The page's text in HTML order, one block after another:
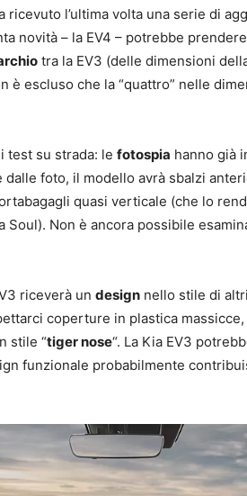
ricevuto l’ultima volta una serie di
novità – la EV4 – potrebbe
tra la EV3 (delle dimensioni
è escluso che la “quattro” nelle
test su strada: le fotospia hanno già
dalle foto, il modello avrà sbalzi
quasi verticale (che lo
Soul). Non è ancora possibile
riceverà un design nello stile di
coperture in plastica
stile “tiger nose“. La Kia EV3
funzionale probabilmente